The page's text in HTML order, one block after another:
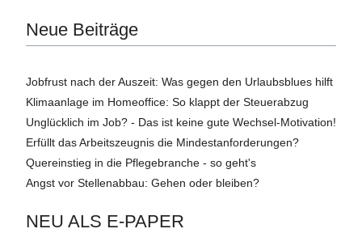
Neue Beiträge
Jobfrust nach der Auszeit: Was gegen den Urlaubsblues hilft
Klimaanlage im Homeoffice: So klappt der Steuerabzug
Unglücklich im Job? - Das ist keine gute Wechsel-Motivation!
Erfüllt das Arbeitszeugnis die Mindestanforderungen?
Quereinstieg in die Pflegebranche - so geht's
Angst vor Stellenabbau: Gehen oder bleiben?
NEU ALS E-PAPER